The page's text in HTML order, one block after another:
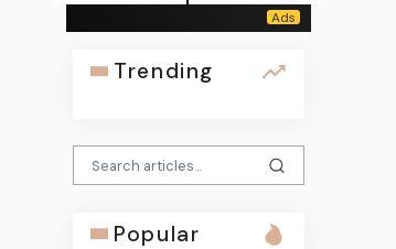
Trending
Popular